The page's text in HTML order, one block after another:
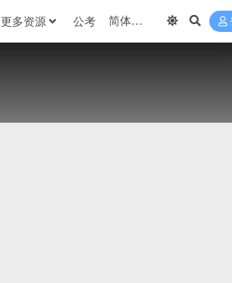
更多资源 公考